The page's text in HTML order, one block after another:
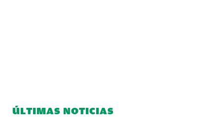
ÚLTIMAS NOTICIAS